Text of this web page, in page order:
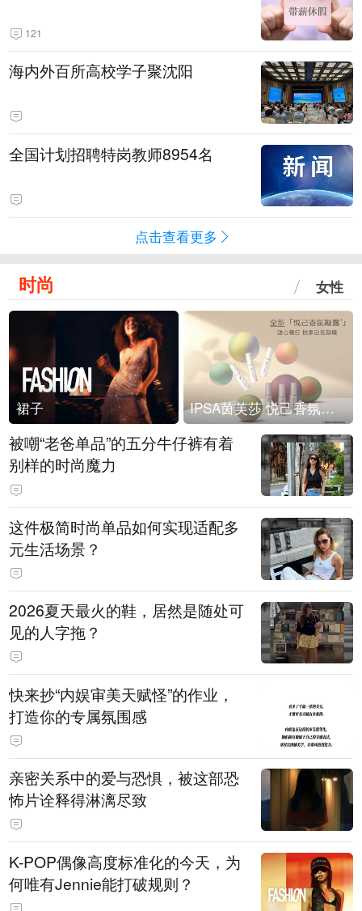
121
海内外百所高校学子聚沈阳
全国计划招聘特岗教师8954名
点击查看更多
时尚 女性
裙子 IPSA茵芙莎 悦己香氛凝露上市
被嘲“老爸单品”的五分牛仔裤有着
别样的时尚魔力
这件极简时尚单品如何实现适配多
元生活场景？
2026夏天最火的鞋，居然是随处可
见的人字拖？
快来抄“内娱审美天赋怪”的作业，
打造你的专属氛围感
亲密关系中的爱与恐惧，被这部恐
怖片诠释得淋漓尽致
K-POP偶像高度标准化的今天，为
何唯有Jennie能打破规则？